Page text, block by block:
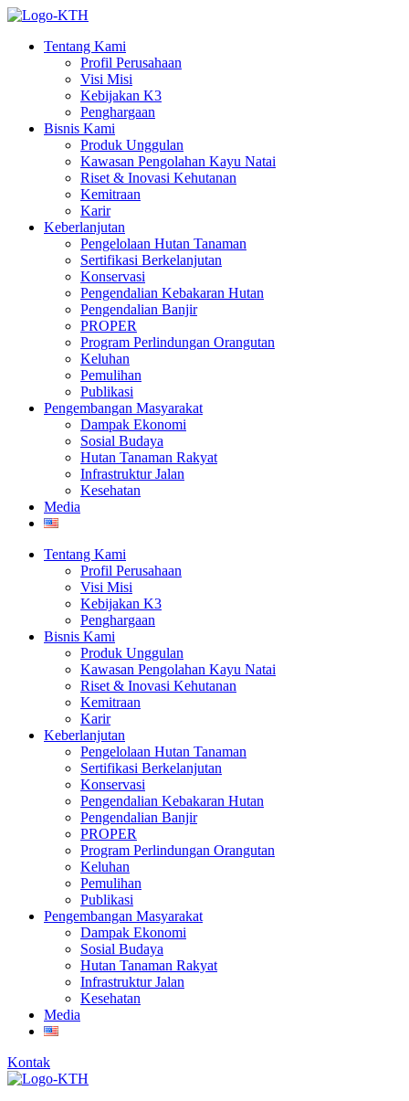
Tentang Kami
Profil Perusahaan
Visi Misi
Kebijakan K3
Penghargaan
Bisnis Kami
Produk Unggulan
Kawasan Pengolahan Kayu Natai
Riset & Inovasi Kehutanan
Kemitraan
Karir
Keberlanjutan
Pengelolaan Hutan Tanaman
Sertifikasi Berkelanjutan
Konservasi
Pengendalian Kebakaran Hutan
Pengendalian Banjir
PROPER
Program Perlindungan Orangutan
Keluhan
Pemulihan
Publikasi
Pengembangan Masyarakat
Dampak Ekonomi
Sosial Budaya
Hutan Tanaman Rakyat
Infrastruktur Jalan
Kesehatan
Media
Tentang Kami
Profil Perusahaan
Visi Misi
Kebijakan K3
Penghargaan
Bisnis Kami
Produk Unggulan
Kawasan Pengolahan Kayu Natai
Riset & Inovasi Kehutanan
Kemitraan
Karir
Keberlanjutan
Pengelolaan Hutan Tanaman
Sertifikasi Berkelanjutan
Konservasi
Pengendalian Kebakaran Hutan
Pengendalian Banjir
PROPER
Program Perlindungan Orangutan
Keluhan
Pemulihan
Publikasi
Pengembangan Masyarakat
Dampak Ekonomi
Sosial Budaya
Hutan Tanaman Rakyat
Infrastruktur Jalan
Kesehatan
Media
Kontak